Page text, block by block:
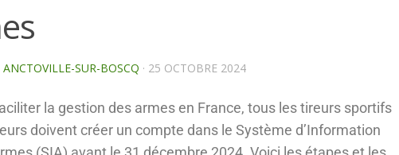
SUR-BOSCQ · 25 OCTOBRE 2024
la gestion des armes en France, tous les tireurs sportifs
doivent créer un compte dans le Système d’Information